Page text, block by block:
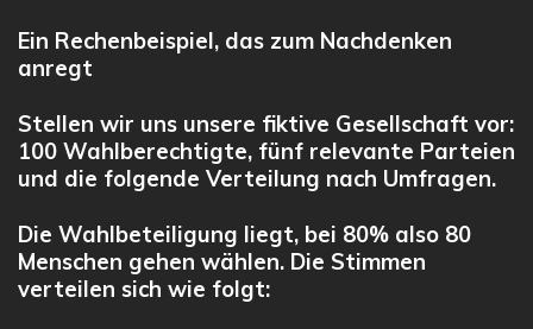
Ein Rechenbeispiel, das zum Nachdenken
anregt
Stellen wir uns unsere fiktive Gesellschaft vor:
100 Wahlberechtigte, fünf relevante Parteien
und die folgende Verteilung nach Umfragen.
Die Wahlbeteiligung liegt, bei 80% also 80
Menschen gehen wählen. Die Stimmen
verteilen sich wie folgt: